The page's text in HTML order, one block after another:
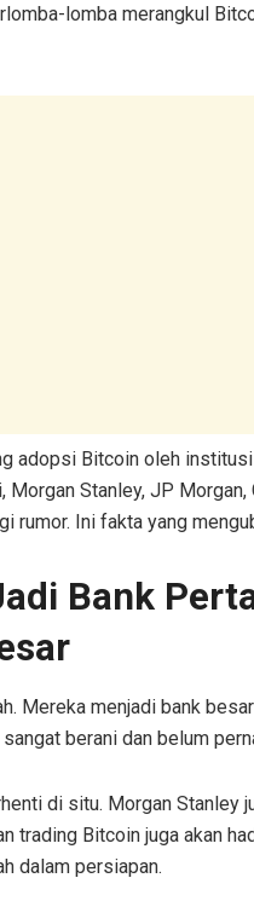
lomba merangkul
adopsi Bitcoin oleh
Stanley, JP
rumor. Ini fakta yang
Bank
Mereka menjadi bank
berani dan belum
di situ. Morgan Stanley
trading Bitcoin juga akan
dalam persiapan.